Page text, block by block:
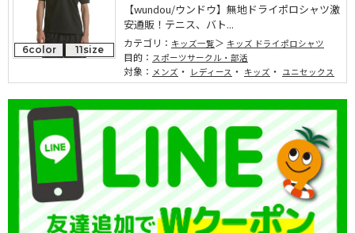
6color 11size
【wundou/ウンドウ】無地ドライポロシャツ激
安通販！テニス、バト...
カテゴリ： キッズ一覧 キッズ ドライポロシャツ
目的： スポーツサークル・部活
対象： メンズ ・ レディース ・ キッズ ・ ユニセックス